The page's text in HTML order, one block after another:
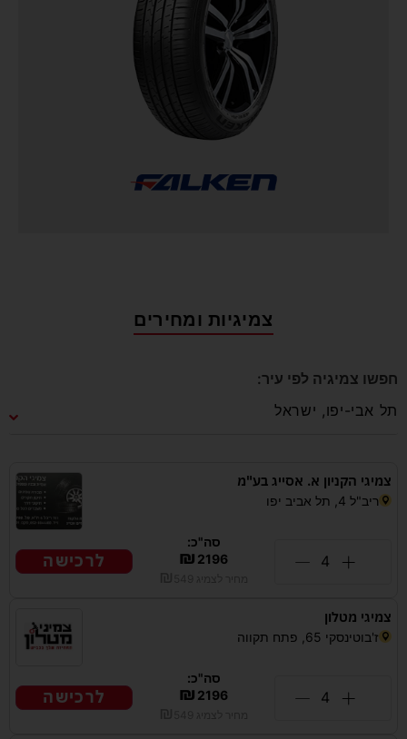
צמיגיות ומחירים
חפשו צמיגיה לפי עיר:
צמיגי הקניון א. אסייג בע"מ
ריב"ל 4, תל אביב יפו
סה"כ:
₪ 2196 לרכישה
צמיגי מטלון
ז'בוטינסקי 65, פתח תקווה
סה"כ:
₪ 2196 לרכישה